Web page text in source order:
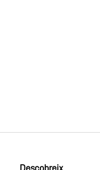
Descobreix